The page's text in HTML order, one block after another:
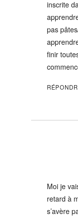
inscrite
pas
finir
Moi je
retard à
s’avère